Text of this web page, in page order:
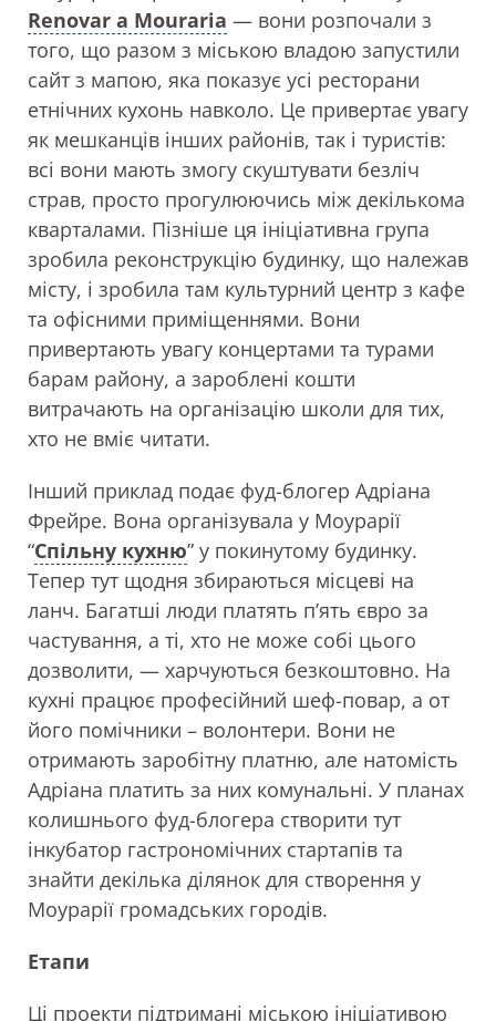
Renovar a Mouraria — вони розпочали з
того, що разом з міською владою запустили
сайт з мапою, яка показує усі ресторани
етнічних кухонь навколо. Це привертає увагу
як мешканців інших районів, так і туристів:
всі вони мають змогу скуштувати безліч
страв, просто прогулюючись між декількома
кварталами. Пізніше ця ініціативна група
зробила реконструкцію будинку, що належав
місту, і зробила там культурний центр з кафе
та офісними приміщеннями. Вони
привертають увагу концертами та турами
барам району, а зароблені кошти
витрачають на організацію школи для тих,
хто не вміє читати.
Інший приклад подає фуд-блогер Адріана
Фрейре. Вона організувала у Моурарії
“Спільну кухню” у покинутому будинку.
Тепер тут щодня збираються місцеві на
ланч. Багатші люди платять п’ять євро за
частування, а ті, хто не може собі цього
дозволити, — харчуються безкоштовно. На
кухні працює професійний шеф-повар, а от
його помічники – волонтери. Вони не
отримають заробітну платню, але натомість
Адріана платить за них комунальні. У планах
колишнього фуд-блогера створити тут
інкубатор гастрономічних стартапів та
знайти декілька ділянок для створення у
Моурарії громадських городів.
Етапи
Ці проекти підтримані міською ініціативою